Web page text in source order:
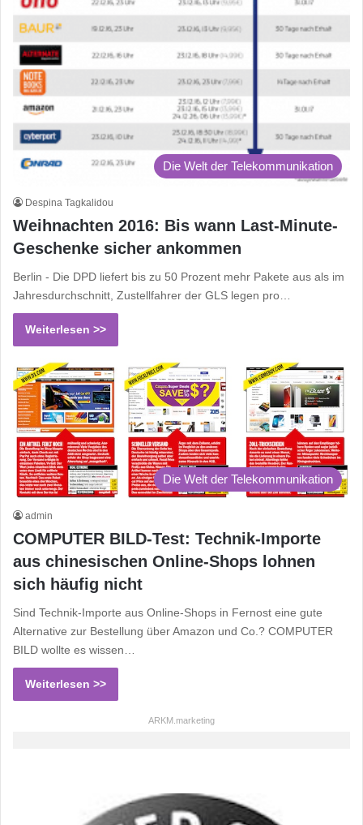
Die Welt der Telekommunikation
Despina Tagkalidou
Weihnachten 2016: Bis wann Last-Minute-
Geschenke sicher ankommen
Berlin - Die DPD liefert bis zu 50 Prozent mehr Pakete aus als im
Jahresdurchschnitt, Zustellfahrer der GLS legen pro…
Weiterlesen >>
Die Welt der Telekommunikation
admin
COMPUTER BILD-Test: Technik-Importe
aus chinesischen Online-Shops lohnen
sich häufig nicht
Sind Technik-Importe aus Online-Shops in Fernost eine gute
Alternative zur Bestellung über Amazon und Co.? COMPUTER
BILD wollte es wissen…
Weiterlesen >>
ARKM.marketing